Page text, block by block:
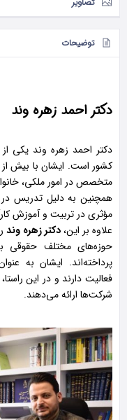
توضیحات
دکتر احمد زهره وند
دکتر احمد زهره وند یکی
متخصص در امور ملکی،
همچنین به دلیل تدریس
مؤثری در تربیت و آموزش
علاوه بر این،دکتر زهره وند
حوزه‌های مختلف حقوقی
پرداخته‌اند. ایشان به
فعالیت دارند و در این
شرکت‌ها ارائه می‌دهند.